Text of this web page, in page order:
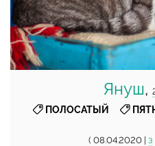
Януш,
ПОЛОСАТЫЙ
( 08.04.2020 | 3